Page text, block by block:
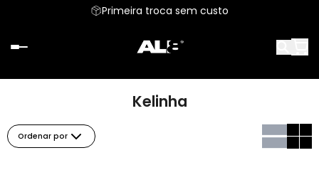
Primeira troca sem custo
Kelinha
Ordenar por